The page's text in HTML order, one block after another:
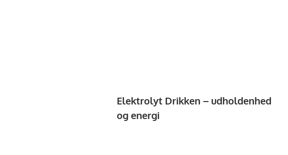
Elektrolyt Drikken – udholdenhed
og energi